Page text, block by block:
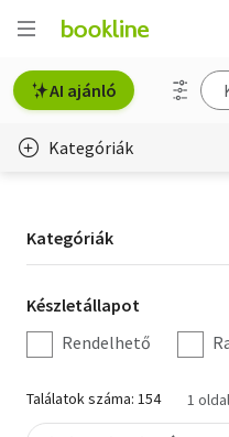
AI ajánló
Kategóriák
Régi képeslap
Életmód, egészség
Erotika
Gyermek- és ifjúsági
Kategória
szűrés
Kategóriák
Készletállapot
szűrés
Készletállapot
Rendelhető
Találatok száma: 154 1